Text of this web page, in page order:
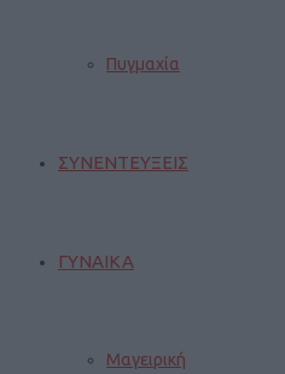
Πυγμαχία
ΣΥΝΕΝΤΕΥΞΕΙΣ
ΓΥΝΑΙΚΑ
Μαγειρική